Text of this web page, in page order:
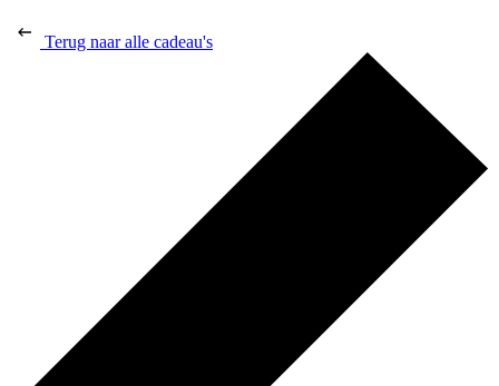
Terug naar alle cadeau's